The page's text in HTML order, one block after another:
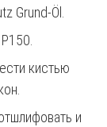
Grund-Öl.
кистью
и